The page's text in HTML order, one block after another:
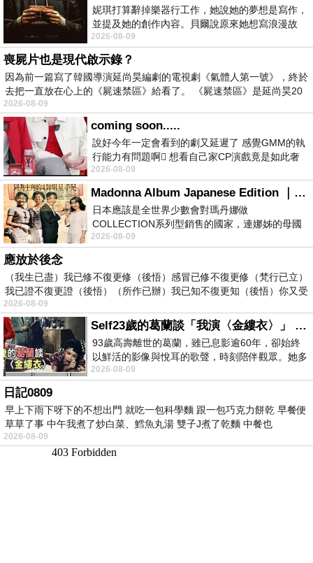
妮琪打算辭掉樂器行工作，她說她的夢想是寫作，
並提及她的創作內容。貝爾說原來她想寫浪漫故
事，妮琪回應：「不是浪漫故事，是愛情
2026-08-09
喪屍片也是現代啟示錄？
因為前一篇寫了韓國導演延尚昊編劇的電視劇《氣體人第一號》，終於
去把一直放在心上的《屍速禁區》給看了。 《屍速禁區》是延尚昊20
2026-08-09
coming soon.....
說好今年一定會看到的劇又延遲了 感覺GMM的執
行能力有問題啊🫩 想看自己家CP演戲竟是如此奢
侈的事 GMM你說看看啊😑 先把劇放
2026-08-09
Madonna Album Japanese Edition ｜瑪丹娜專輯們2026年日本版重發系列
日本應該是全世界少數會對瑪丹娜做
COLLECTION系列型銷售的國家，連娜姊的母國
美國都沒對她這樣過，這全拜在他們到現在唱片
2026-08-09
應放於後念
（我生已盡）我已修不復更修（後悟）感冒已修不復更修（梵行已立）
我已證不復更證（後悟）（所作已辦）我已知不復更知（後悟）你又受
2026-08-09
Self23歲的葛蘭談「我演〈金縷衣〉」 #戀上老電影 #粟子 #葛蘭
93歲高壽離世的葛蘭，雖已息影逾60年，卻始終
以鮮活的影像與悅耳的歌聲，時刻陪伴觀眾。她多
才多藝、陽光開朗的形象，不僅保留在電影
2026-08-09
日記0809
早上下雨下呀下的不想出門 就吃一包科學麵 跟一包巧克力餅乾 早餐便
草草了事 中午我煮了炒白菜、鱈魚丸湯 雙子J煮了乾麵 中餐也
2026-08-09